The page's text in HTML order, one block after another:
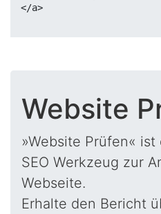
Website
»Website Prüfen«
SEO Werkzeug zur
Webseite.
Erhalte den Bericht